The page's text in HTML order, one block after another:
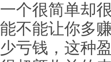
一个很简单却
能不能让你多
少亏钱，这种